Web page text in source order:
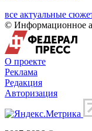
все актуальные
© Информационное
О проекте
Реклама
Редакция
Авторизация